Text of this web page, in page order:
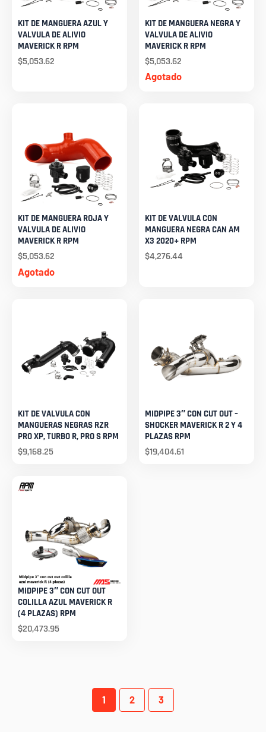
KIT DE MANGUERA AZUL Y
VALVULA DE ALIVIO
MAVERICK R RPM
$5,053.62
Agotado
KIT DE MANGUERA NEGRA Y
VALVULA DE ALIVIO
MAVERICK R RPM
$5,053.62
Agotado
KIT DE MANGUERA ROJA Y
VALVULA DE ALIVIO
MAVERICK R RPM
$5,053.62
KIT DE VALVULA CON
MANGUERA NEGRA CAN AM
X3 2020+ RPM
$4,276.44
KIT DE VALVULA CON
MANGUERAS NEGRAS RZR
PRO XP, TURBO R, PRO S RPM
$9,168.25
MIDPIPE 3″ CON CUT OUT –
SHOCKER MAVERICK R 2 Y 4
PLAZAS RPM
$19,404.61
MIDPIPE 3″ CON CUT OUT
COLILLA AZUL MAVERICK R
(4 PLAZAS) RPM
$20,473.95
1 2 3